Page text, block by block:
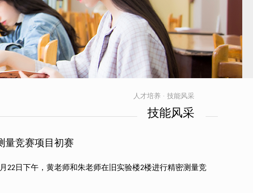
人才培养 · 技能风采
技能风采
量竞赛项目初赛
22日下午，黄老师和朱老师在旧实验楼2楼进行精密测量竞